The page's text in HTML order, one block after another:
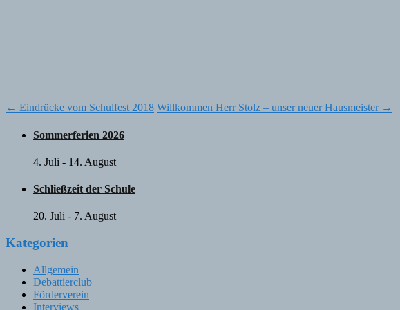
Post
navigation
← Eindrücke vom Schulfest 2018 Willkommen Herr Stolz – unser neuer Hausmeister →
Sommerferien 2026
4. Juli - 14. August
Schließzeit der Schule
20. Juli - 7. August
Kategorien
Allgemein
Debattierclub
Förderverein
Interviews